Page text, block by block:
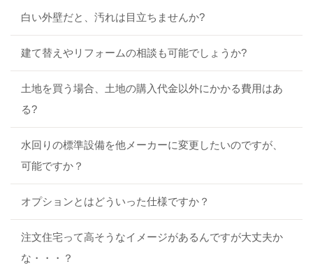
白い外壁だと、汚れは目立ちませんか?
建て替えやリフォームの相談も可能でしょうか?
土地を買う場合、土地の購入代金以外にかかる費用はあ
る?
水回りの標準設備を他メーカーに変更したいのですが、
可能ですか？
オプションとはどういった仕様ですか？
注文住宅って高そうなイメージがあるんですが大丈夫か
な・・・？